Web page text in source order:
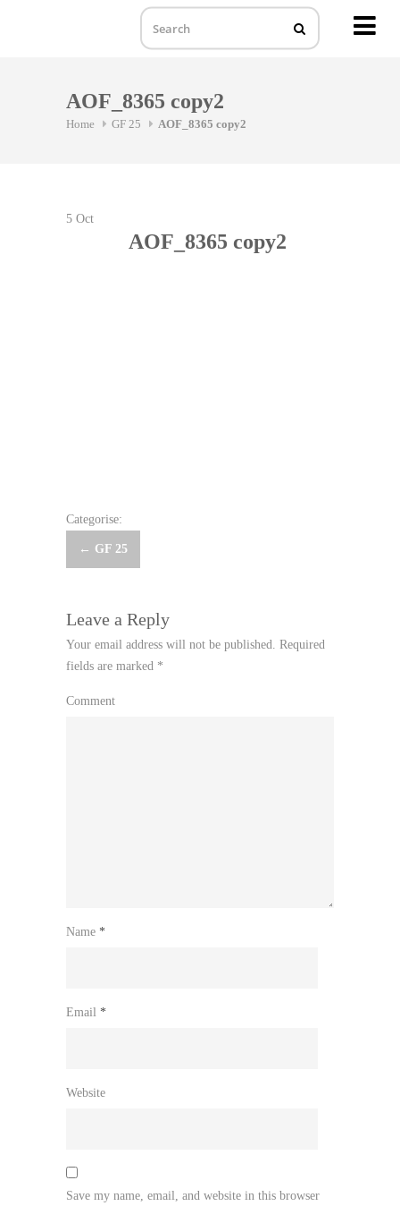
AOF_8365 copy2
Home GF 25 AOF_8365 copy2
5 Oct
AOF_8365 copy2
Categorise:
Post
← GF 25
Leave a Reply
Your email address will not be published. Required
fields are marked *
Comment
Name *
Email *
Website
Save my name, email, and website in this browser